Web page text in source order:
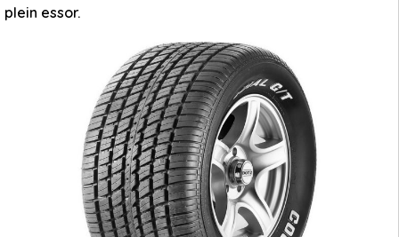
plein essor.